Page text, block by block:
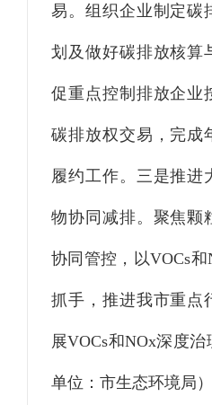
易。组织企业制定碳
划及做好碳排放核算
促重点控制排放企业
碳排放权交易，完成
履约工作。三是推进
物协同减排。聚焦颗
协同管控，以VOCs和
抓手，推进我市重点
展VOCs和NOx深度治
单位：市生态环境局）